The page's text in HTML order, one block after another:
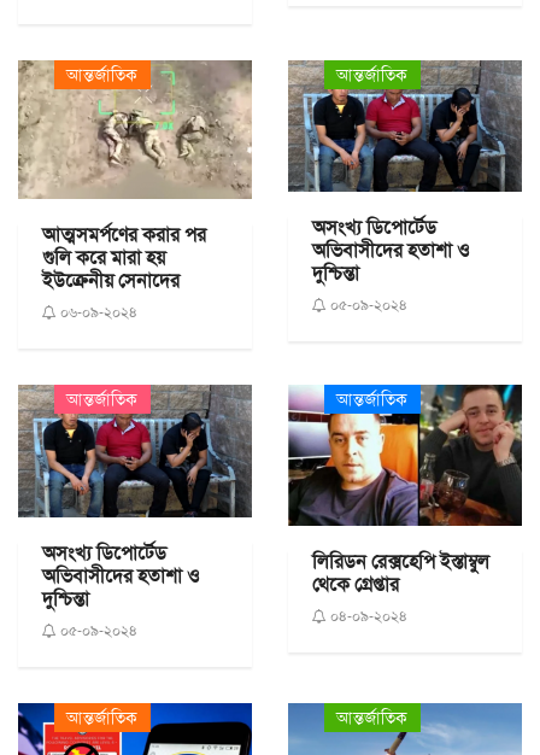
আন্তর্জাতিক
আত্মসমর্পণের করার পর
গুলি করে মারা হয়
ইউক্রেনীয় সেনাদের
০৬-০৯-২০২৪
আন্তর্জাতিক
অসংখ্য ডিপোর্টেড
অভিবাসীদের হতাশা ও
দুশ্চিন্তা
০৫-০৯-২০২৪
আন্তর্জাতিক
অসংখ্য ডিপোর্টেড
অভিবাসীদের হতাশা ও
দুশ্চিন্তা
০৫-০৯-২০২৪
আন্তর্জাতিক
লিরিডন রেক্সহেপি ইস্তাম্বুল
থেকে গ্রেপ্তার
০৪-০৯-২০২৪
আন্তর্জাতিক আন্তর্জাতিক